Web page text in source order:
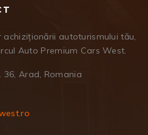
autoturismului tău,
Auto Premium Cars West.
36, Arad, Romania